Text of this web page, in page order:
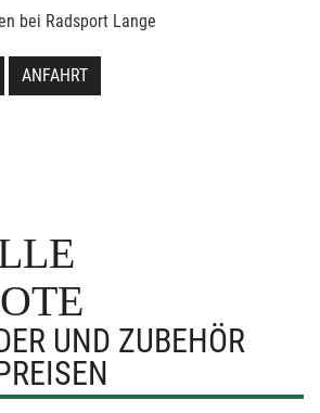
ANFAHRT
UND ZUBEHÖR